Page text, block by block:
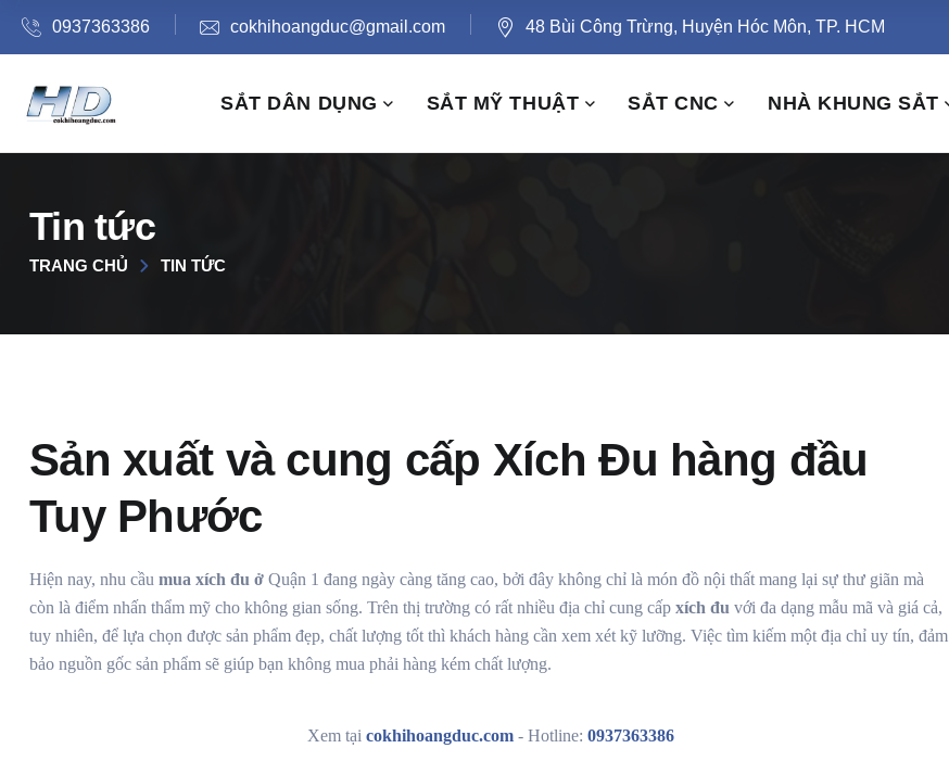
0937363386 cokhihoangduc@gmail.com 48 Bùi Công Trừng, Huyện Hóc Môn, TP. HCM
SẮT DÂN DỤNG SẮT MỸ THUẬT SẮT CNC NHÀ KHUNG SẮT
Tin tức
TRANG CHỦ TIN TỨC
Sản xuất và cung cấp Xích Đu hàng đầu
Tuy Phước
Hiện nay, nhu cầu mua xích đu ở Quận 1 đang ngày càng tăng cao, bởi đây không chỉ là món đồ nội thất mang lại sự thư giãn mà
còn là điểm nhấn thẩm mỹ cho không gian sống. Trên thị trường có rất nhiều địa chỉ cung cấp xích đu với đa dạng mẫu mã và giá cả,
tuy nhiên, để lựa chọn được sản phẩm đẹp, chất lượng tốt thì khách hàng cần xem xét kỹ lưỡng. Việc tìm kiếm một địa chỉ uy tín, đảm
bảo nguồn gốc sản phẩm sẽ giúp bạn không mua phải hàng kém chất lượng.
Xem tại cokhihoangduc.com - Hotline: 0937363386